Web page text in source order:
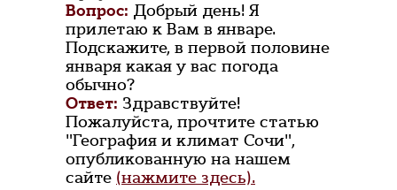
Вопрос: Добрый день! Я
прилетаю к Вам в январе.
Подскажите, в первой половине
января какая у вас погода
обычно?
Ответ: Здравствуйте!
Пожалуйста, прочтите статью
"География и климат Сочи",
опубликованную на нашем
сайте (нажмите здесь).